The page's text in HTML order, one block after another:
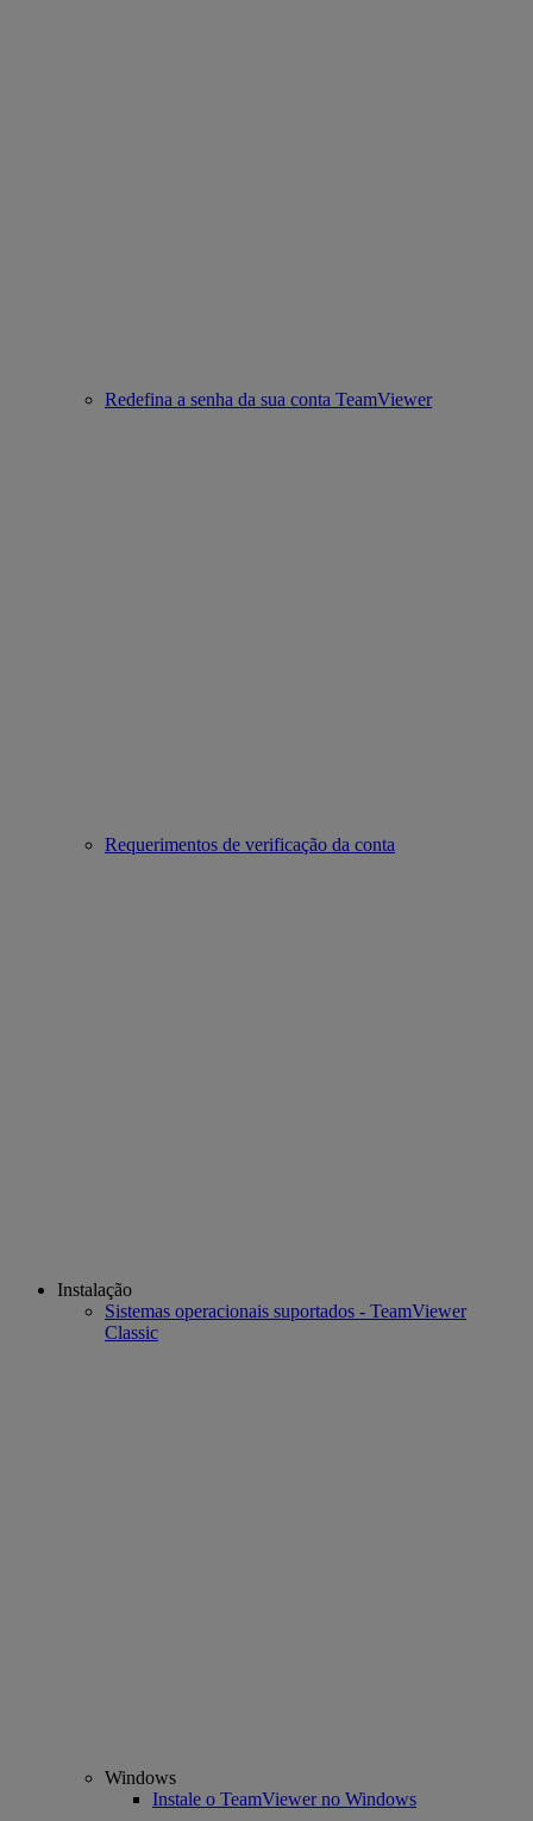
Redefina a senha da sua conta TeamViewer
Requerimentos de verificação da conta
Instalação
Sistemas operacionais suportados - TeamViewer
Classic
Windows
Instale o TeamViewer no Windows